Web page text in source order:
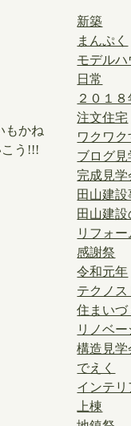
もかね
う!!!
新築
まんぷく
モデルハ
日常
２０１８
注文住宅
ワクワ
ブログ見
完成見学
田山建
田山建
リフォー
感謝祭
令和元年
テクノ
住まいづ
リノベ
構造見学
でえく
インテリ
上棟